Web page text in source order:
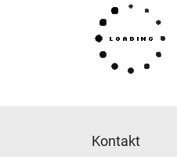
Kontakt